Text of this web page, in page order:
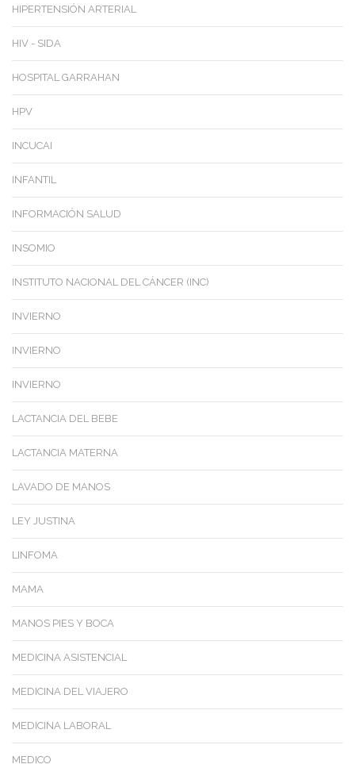
HIPERTENSIÓN ARTERIAL
HIV - SIDA
HOSPITAL GARRAHAN
HPV
INCUCAI
INFANTIL
INFORMACIÓN SALUD
INSOMIO
INSTITUTO NACIONAL DEL CÁNCER (INC)
INVIERNO
INVIERNO
INVIERNO
LACTANCIA DEL BEBE
LACTANCIA MATERNA
LAVADO DE MANOS
LEY JUSTINA
LINFOMA
MAMA
MANOS PIES Y BOCA
MEDICINA ASISTENCIAL
MEDICINA DEL VIAJERO
MEDICINA LABORAL
MEDICO